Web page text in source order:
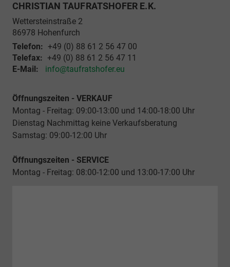
CHRISTIAN TAUFRATSHOFER E.K.
Wettersteinstraße 2
86978 Hohenfurch
Telefon: +49 (0) 88 61 2 56 47 00
Telefax: +49 (0) 88 61 2 56 47 11
E-Mail:
info@taufratshofer.eu
Öffnungszeiten - VERKAUF
Montag - Freitag: 09:00-13:00 und 14:00-18:00 Uhr
Dienstag Nachmittag keine Verkaufsberatung
Samstag: 09:00-12:00 Uhr
Öffnungszeiten - SERVICE
Montag - Freitag: 08:00-12:00 und 13:00-17:00 Uhr